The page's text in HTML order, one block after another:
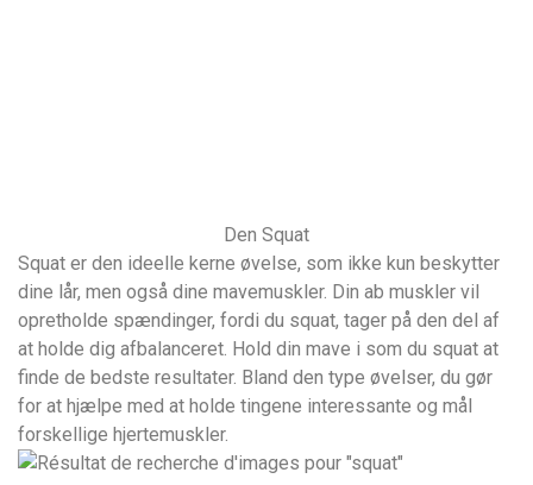
Den Squat
Squat er den ideelle kerne øvelse, som ikke kun beskytter
dine lår, men også dine mavemuskler. Din ab muskler vil
opretholde spændinger, fordi du squat, tager på den del af
at holde dig afbalanceret. Hold din mave i som du squat at
finde de bedste resultater. Bland den type øvelser, du gør
for at hjælpe med at holde tingene interessante og mål
forskellige hjertemuskler.